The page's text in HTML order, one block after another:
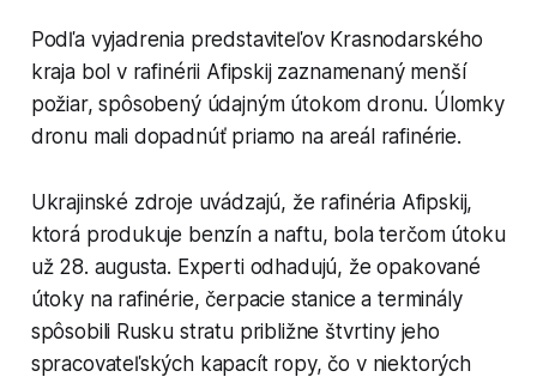
Podľa vyjadrenia predstaviteľov Krasnodarského
kraja bol v rafinérii Afipskij zaznamenaný menší
požiar, spôsobený údajným útokom dronu. Úlomky
dronu mali dopadnúť priamo na areál rafinérie.
Ukrajinské zdroje uvádzajú, že rafinéria Afipskij,
ktorá produkuje benzín a naftu, bola terčom útoku
už 28. augusta. Experti odhadujú, že opakované
útoky na rafinérie, čerpacie stanice a terminály
spôsobili Rusku stratu približne štvrtiny jeho
spracovateľských kapacít ropy, čo v niektorých